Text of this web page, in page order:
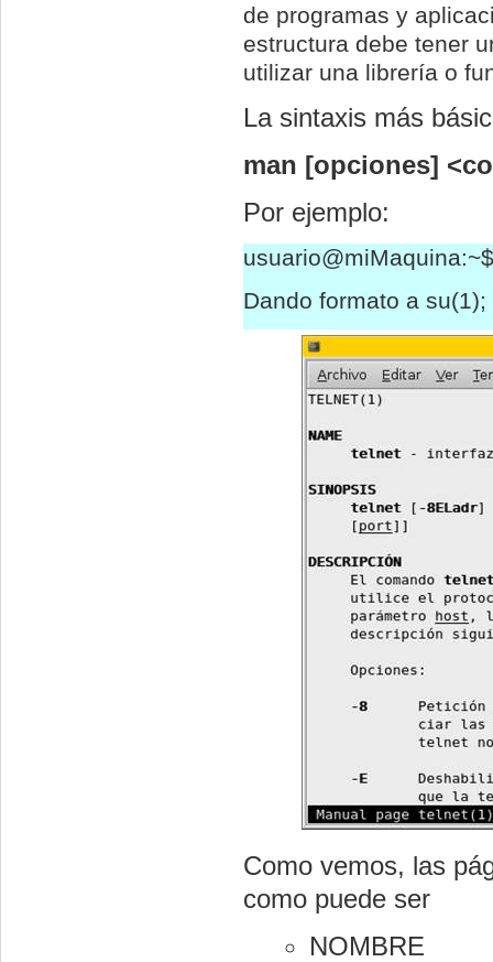
de programas y
estructura debe tener
utilizar una librería o
La sintaxis más
man [opciones]
Por ejemplo:
Dando formato a
Como vemos, las
como puede ser
NOMBRE